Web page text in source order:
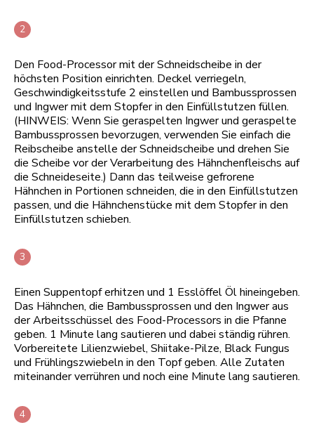
Den Food-Processor mit der Schneidscheibe in der
höchsten Position einrichten. Deckel verriegeln,
Geschwindigkeitsstufe 2 einstellen und Bambussprossen
und Ingwer mit dem Stopfer in den Einfüllstutzen füllen.
(HINWEIS: Wenn Sie geraspelten Ingwer und geraspelte
Bambussprossen bevorzugen, verwenden Sie einfach die
Reibscheibe anstelle der Schneidscheibe und drehen Sie
die Scheibe vor der Verarbeitung des Hähnchenfleischs auf
die Schneideseite.) Dann das teilweise gefrorene
Hähnchen in Portionen schneiden, die in den Einfüllstutzen
passen, und die Hähnchenstücke mit dem Stopfer in den
Einfüllstutzen schieben.
Einen Suppentopf erhitzen und 1 Esslöffel Öl hineingeben.
Das Hähnchen, die Bambussprossen und den Ingwer aus
der Arbeitsschüssel des Food-Processors in die Pfanne
geben. 1 Minute lang sautieren und dabei ständig rühren.
Vorbereitete Lilienzwiebel, Shiitake-Pilze, Black Fungus
und Frühlingszwiebeln in den Topf geben. Alle Zutaten
miteinander verrühren und noch eine Minute lang sautieren.